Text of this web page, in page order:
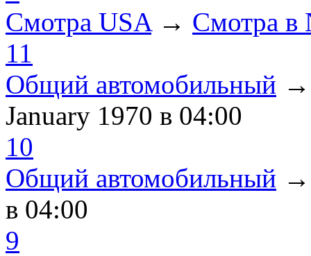
Смотра USA→ Смотра в
11
Общий автомобильный
January 1970 в 04:00
10
Общий автомобильный
в 04:00
9